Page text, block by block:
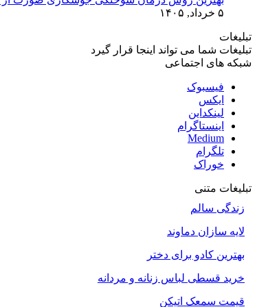
۵ خرداد, ۱۴۰۵
تبلیغات
تبلیغات شما می تواند اینجا قرار گیرد
شبکه های اجتماعی
فیسبوک
ایکس
لینکداین
اینستاگرام
Medium
تلگرام
خوراک
تبلیغات متنی
زندگی سالم
لایه سازان دماوند
بهترین کادو برای دختر
خرید قسطی لباس زنانه و مردانه
قیمت سمعک اتیکن